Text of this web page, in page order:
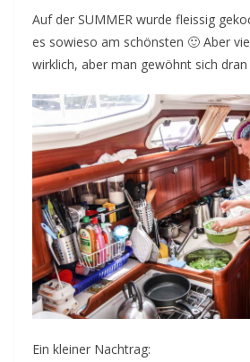
Auf der SUMMER wurde fleissig
es sowieso am schönsten 🙂 Aber
wirklich, aber man gewöhnt sich dran
Ein kleiner Nachtrag: